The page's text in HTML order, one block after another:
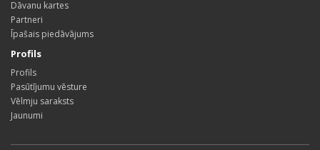
Dāvanu kartes
Partneri
Īpašais piedāvājums
Profils
Profils
Pasūtījumu vēsture
Vēlmju saraksts
Jaunumi